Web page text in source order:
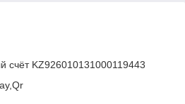
счёт KZ926010131000119443